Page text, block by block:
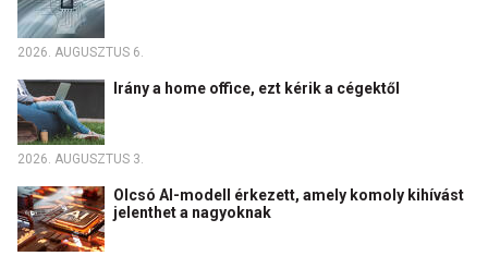
2026. AUGUSZTUS 6.
Irány a home office, ezt kérik a cégektől
2026. AUGUSZTUS 3.
Olcsó AI-modell érkezett, amely komoly kihívást
jelenthet a nagyoknak